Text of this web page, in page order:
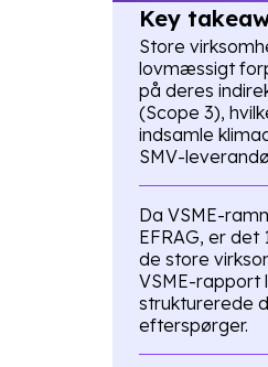
Key
Store
lovmæssigt
på deres
(Scope 3),
indsamle
SMV-
Da VSME-
EFRAG, er
de store
VSME-
strukturerede
efterspørger.